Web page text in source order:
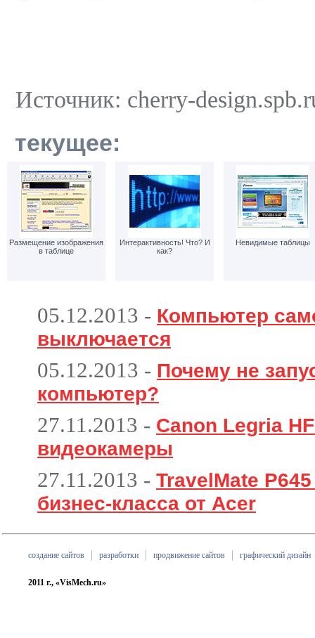
Источник: cherry-
текущее:
Размещение изображения
в таблице
Интерактивность! Что? И
как?
Невидимые таблицы
05.12.2013 - Компьютер
выключается
05.12.2013 - Почему не
компьютер?
27.11.2013 - Canon Legria
видеокамеры
27.11.2013 - TravelMate
бизнес-класса от Acer
создание сайтов разработки продвижение сайтов графический дизайн
2011 г., «VisMech.ru»